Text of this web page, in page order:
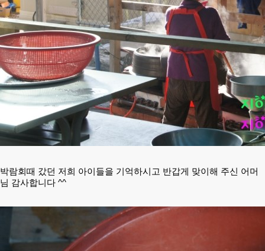
박람회때 갔던 저희 아이들을 기억하시고 반갑게 맞이해 주신 어머
님 감사합니다 ^^